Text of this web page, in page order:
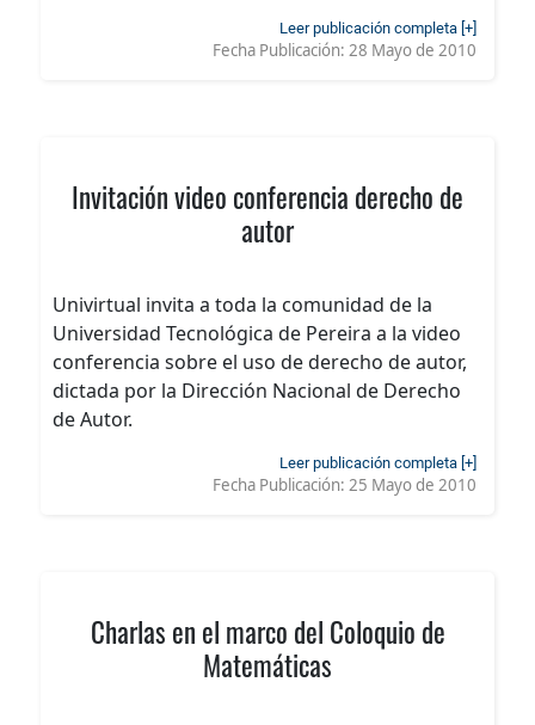
Leer publicación completa [+]
Fecha Publicación: 28 Mayo de 2010
Invitación video conferencia derecho de
autor
Univirtual invita a toda la comunidad de la
Universidad Tecnológica de Pereira a la video
conferencia sobre el uso de derecho de autor,
dictada por la Dirección Nacional de Derecho
de Autor.
Leer publicación completa [+]
Fecha Publicación: 25 Mayo de 2010
Charlas en el marco del Coloquio de
Matemáticas